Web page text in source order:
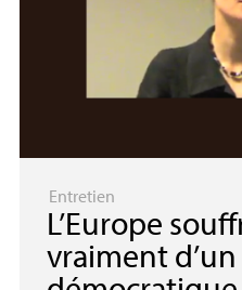
Entretien
L’Europe
vraiment d’un